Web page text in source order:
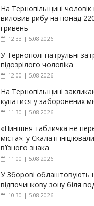
На Тернопільщині
виловив рибу на понад
гривень
12:33 | 5.08.2026
У Тернополі патрульні
підозрілого чоловіка
12:00 | 5.08.2026
На Тернопільщині
купатися у заборонених
11:30 | 5.08.2026
«Нинішня табличка не
міста»: у Скалаті
в’їзного знака
11:00 | 5.08.2026
У Зборові облаштовують
відпочинкову зону біля
10:30 | 5.08.2026